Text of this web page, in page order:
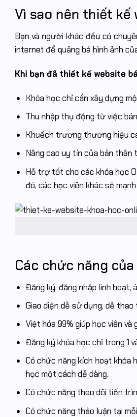
Vì sao nên thiết kế
Bạn và người khác đều có
internet để quảng bá hình ảnh
Khi bạn đã thiết kế website
Khóa học chỉ cần xây dựng
Thu nhập thụ động từ việc
Khuếch trương thương hiệu
Nâng cao uy tín của bản thân
Hỗ trợ tốt cho các khóa học
đó, các học viên khác sẽ
Các chức năng
Đăng ký, đăng nhập linh hoạt,
Giao diện dễ sử dụng, dễ
Việt hóa 99% giúp học viên và
Đăng ký khóa học chỉ trong 1
Có chức năng kích hoạt khóa
học một cách dễ dàng.
Có chức năng theo dõi tiến
Có chức năng thảo luận tại